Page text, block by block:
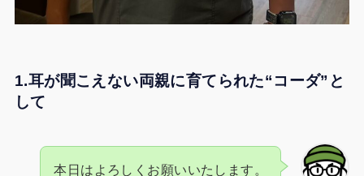
1.耳が聞こえない両親に育てられた“コーダ”と
して
本日はよろしくお願いいたします。